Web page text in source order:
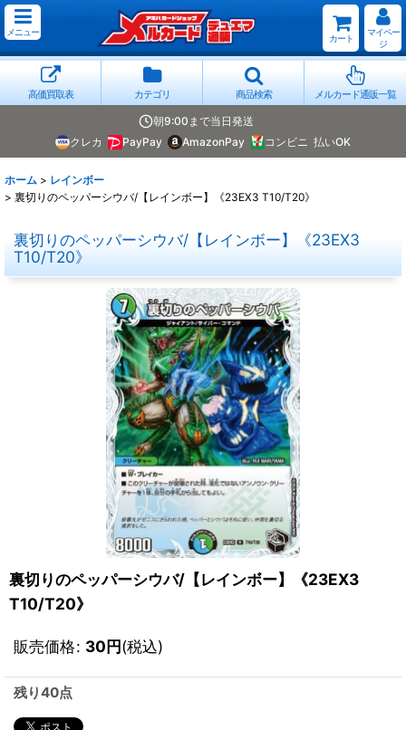
メニュー
カート
マイペー
ジ
高価買取表 カテゴリ 商品検索 メルカード通販一覧
朝9:00まで当日発送
クレカ
PayPay AmazonPay コンビニ 払いOK
ホーム > レインボー
> 裏切りのペッパーシウバ/【レインボー】《23EX3 T10/T20》
裏切りのペッパーシウバ/【レインボー】《23EX3
T10/T20》
裏切りのペッパーシウバ/【レインボー】《23EX3
T10/T20》
販売価格: 30円(税込)
残り40点